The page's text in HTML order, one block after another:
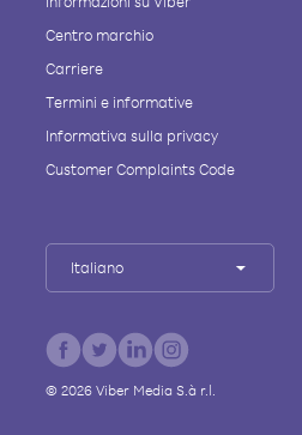
Centro marchio
Carriere
Termini e informative
Informativa sulla privacy
Customer Complaints Code
Italiano
© 2026Viber Media S.à r.l.